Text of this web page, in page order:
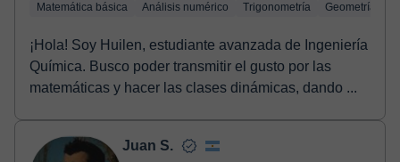
Matemática básica Análisis numérico Trigonometría Geometría
¡Hola! Soy Huilen, estudiante avanzada de Ingeniería
Química. Busco poder transmitir el gusto por las
matemáticas y hacer las clases dinámicas, dando ...
Juan S.